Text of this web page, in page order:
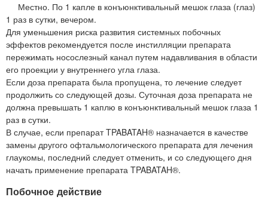
Местно. По 1 капле в конъюнктивальный мешок глаза (глаз)
1 раз в сутки, вечером.
Для уменьшения риска развития системных побочных
эффектов рекомендуется после инстилляции препарата
пережимать носослезный канал путем надавливания в области
его проекции у внутреннего угла глаза.
Если доза препарата была пропущена, то лечение следует
продолжить со следующей дозы. Суточная доза препарата не
должна превышать 1 каплю в конъюнктивальный мешок глаза 1
раз в сутки.
В случае, если препарат TPABATAH® назначается в качестве
замены другого офтальмологического препарата для лечения
глаукомы, последний следует отменить, и со следующего дня
начать применение препарата TPABATAH®.
Побочное действие